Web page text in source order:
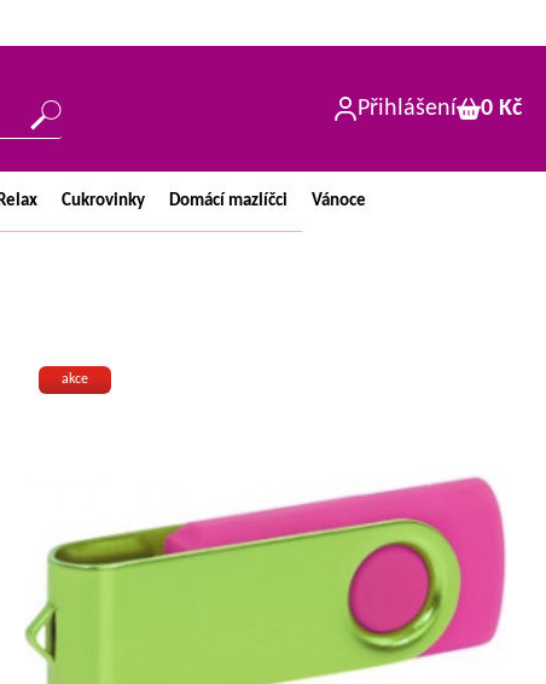
Přihlášení 0 Kč
Cukrovinky Domácí mazlíčci Vánoce
akce